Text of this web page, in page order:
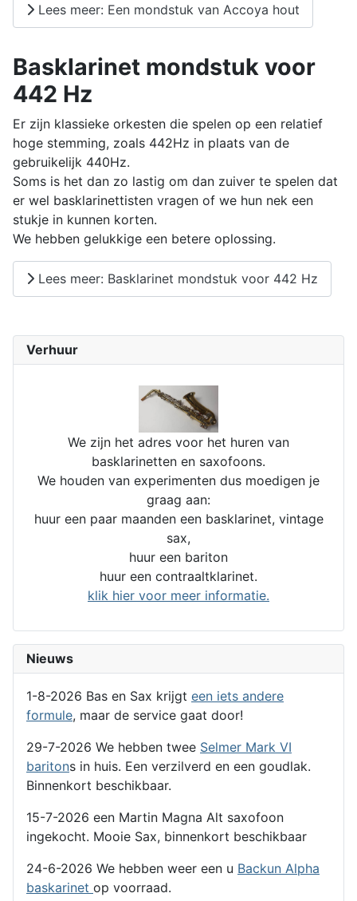
Verhuur
We zijn het adres voor het huren van
basklarinetten en saxofoons.
We houden van experimenten dus moedigen je
graag aan:
huur een paar maanden een basklarinet, vintage
sax,
huur een bariton
huur een contraaltklarinet.
klik hier voor meer informatie.
Nieuws
1-8-2026 Bas en Sax krijgt een iets andere
formule, maar de service gaat door!
29-7-2026 We hebben twee Selmer Mark VI
baritons in huis. Een verzilverd en een goudlak.
Binnenkort beschikbaar.
15-7-2026 een Martin Magna Alt saxofoon
ingekocht. Mooie Sax, binnenkort beschikbaar
24-6-2026 We hebben weer een u Backun Alpha
baskarinet op voorraad.
Lees meer: Een mondstuk van Accoya hout
Basklarinet mondstuk voor
442 Hz
Er zijn klassieke orkesten die spelen op een relatief
hoge stemming, zoals 442Hz in plaats van de
gebruikelijk 440Hz.
Soms is het dan zo lastig om dan zuiver te spelen dat
er wel basklarinettisten vragen of we hun nek een
stukje in kunnen korten.
We hebben gelukkige een betere oplossing.
Lees meer: Basklarinet mondstuk voor 442 Hz